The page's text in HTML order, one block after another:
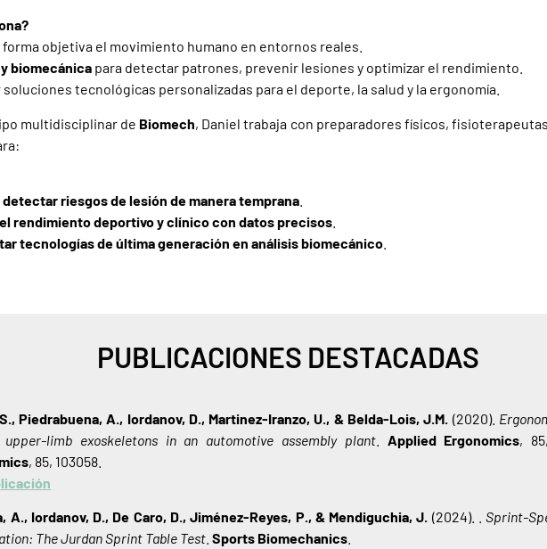
objetiva el movimiento humano en entornos reales.
biomecánica para detectar patrones, prevenir lesiones y optimizar el rendimiento.
tecnológicas personalizadas para el deporte, la salud y la ergonomía.
multidisciplinar de Biomech, Daniel trabaja con preparadores físicos,
riesgos de lesión de manera temprana.
rendimiento deportivo y clínico con datos precisos.
tecnologías de última generación en análisis biomecánico.
PUBLICACIONES DESTACADAS
Piedrabuena, A., Iordanov, D., Martinez-Iranzo, U., & Belda-Lois, J.M. (2020).
upper-limb exoskeletons in an automotive assembly plant. Applied Ergonomics,
, 85, 103058.
A., Iordanov, D., De Caro, D., Jiménez-Reyes, P., & Mendiguchia, J. (2024). .Sprint-
The Jurdan Sprint Table Test .Sports Biomechanics